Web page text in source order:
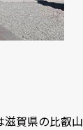
賀県の比叡山